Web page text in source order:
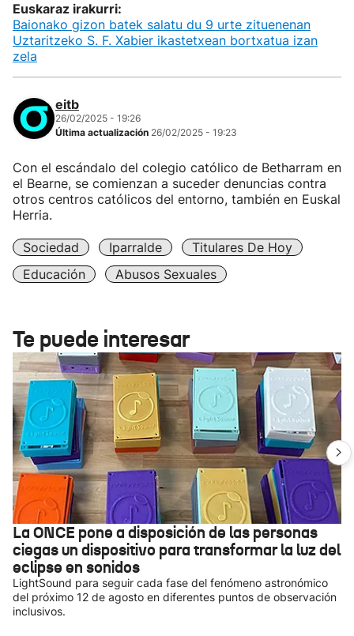
Euskaraz irakurri:
Baionako gizon batek salatu du 9 urte zituenenan
Uztaritzeko S. F. Xabier ikastetxean bortxatua izan
zela
eitb
26/02/2025 - 19:26
Última actualización 26/02/2025 - 19:23
Con el escándalo del colegio católico de Betharram en
el Bearne, se comienzan a suceder denuncias contra
otros centros católicos del entorno, también en Euskal
Herria.
Sociedad Iparralde
Titulares De Hoy
Educación
Abusos Sexuales
Te puede interesar
La ONCE pone a disposición de las personas
ciegas un dispositivo para transformar la luz del
eclipse en sonidos
LightSound para seguir cada fase del fenómeno astronómico
del próximo 12 de agosto en diferentes puntos de observación
inclusivos.